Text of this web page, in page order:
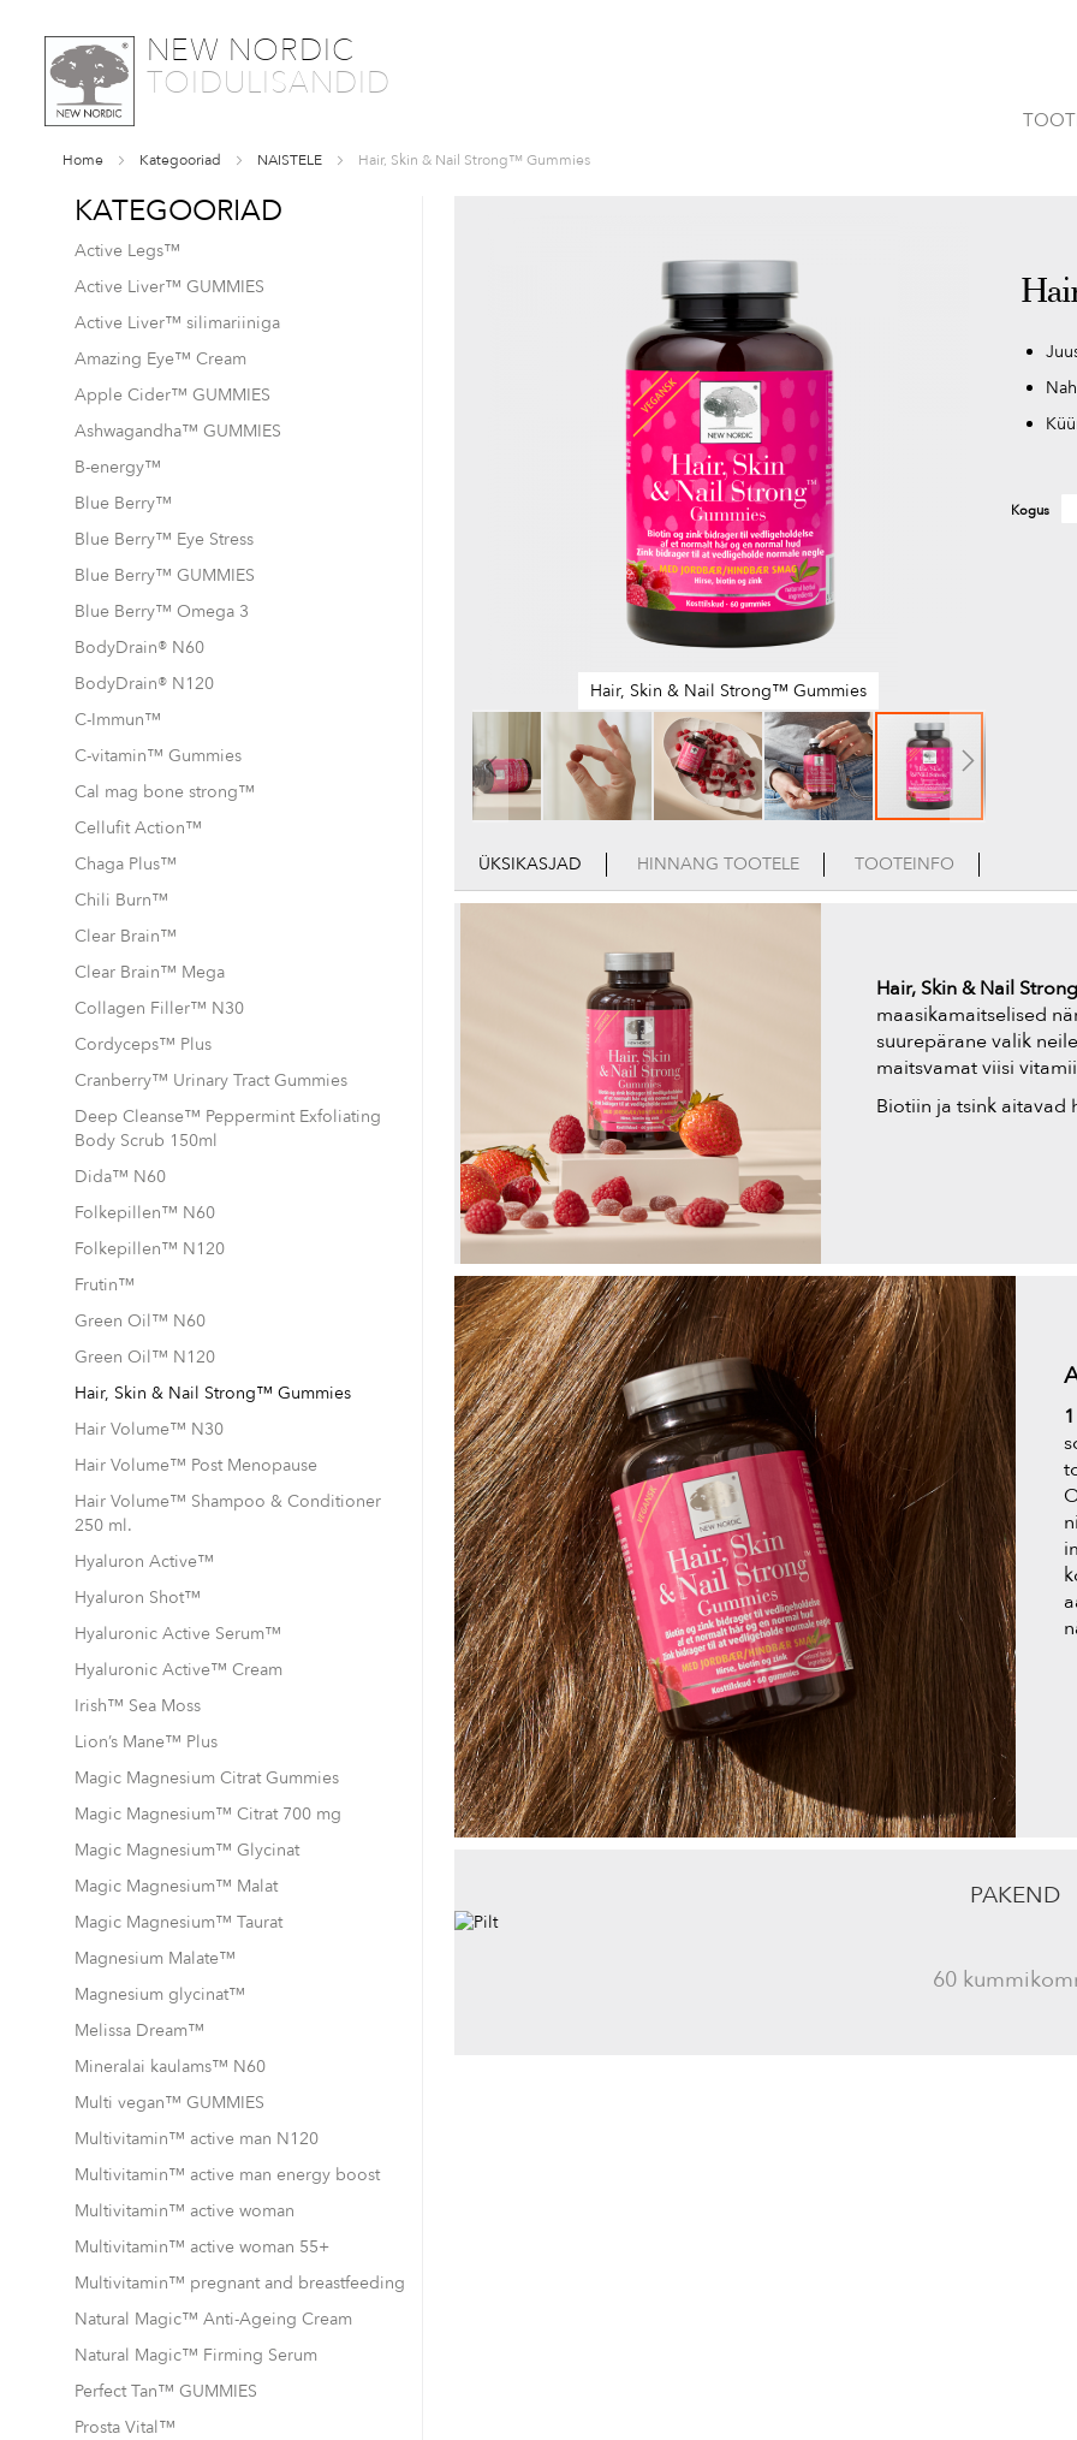
NEW NORDIC
TOIDULISANDID
SKIP
TO
CONTENT
Home Kategooriad NAISTELE Hair, Skin & Nail Strong™ Gummies
Hair, Skin & Nail Strong™ Gummies
Hair, Skin & Nail Strong™ Gummies
to
beginning
Kogus
ÜKSIKASJAD HINNANG TOOTELE TOOTEINFO
Hair, Skin& Nail Strong
maasikamaitselised
suurepärane valik
maitsvamat viisi
Biotiin ja tsink aitavad
PAKEND
60
KATEGOORIAD
Active Legs™
Active Liver™ GUMMIES
Active Liver™ silimariiniga
Amazing Eye™ Cream
Apple Cider™ GUMMIES
Ashwagandha™ GUMMIES
B-energy™
Blue Berry™
Blue Berry™ Eye Stress
Blue Berry™ GUMMIES
Blue Berry™ Omega 3
BodyDrain® N60
BodyDrain® N120
C-Immun™
C-vitamin™ Gummies
Cal mag bone strong™
Cellufit Action™
Chaga Plus™
Chili Burn™
Clear Brain™
Clear Brain™ Mega
Collagen Filler™ N30
Cordyceps™ Plus
Cranberry™ Urinary Tract Gummies
Deep Cleanse™ Peppermint Exfoliating
Body Scrub 150ml
Dida™ N60
Folkepillen™ N60
Folkepillen™ N120
Frutin™
Green Oil™ N60
Green Oil™ N120
Hair, Skin & Nail Strong™ Gummies
Hair Volume™ N30
Hair Volume™ Post Menopause
Hair Volume™ Shampoo & Conditioner
250 ml.
Hyaluron Active™
Hyaluron Shot™
Hyaluronic Active Serum™
Hyaluronic Active™ Cream
Irish™ Sea Moss
Lion’s Mane™ Plus
Magic Magnesium Citrat Gummies
Magic Magnesium™ Citrat 700 mg
Magic Magnesium™ Glycinat
Magic Magnesium™ Malat
Magic Magnesium™ Taurat
Magnesium Malate™
Magnesium glycinat™
Melissa Dream™
Mineralai kaulams™ N60
Multi vegan™ GUMMIES
Multivitamin™ active man N120
Multivitamin™ active man energy boost
Multivitamin™ active woman
Multivitamin™ active woman 55+
Multivitamin™ pregnant and breastfeeding
Natural Magic™ Anti-Ageing Cream
Natural Magic™ Firming Serum
Perfect Tan™ GUMMIES
Prosta Vital™